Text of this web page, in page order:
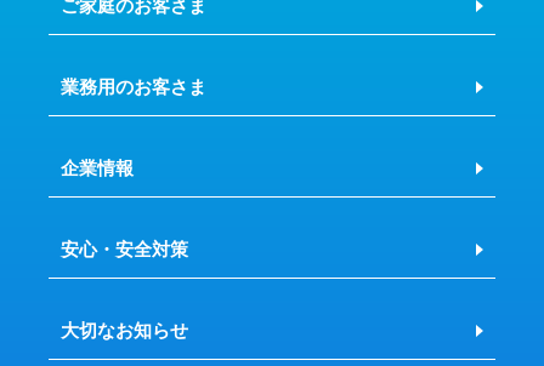
ご家庭のお客さま
業務用のお客さま
企業情報
安心・安全対策
大切なお知らせ